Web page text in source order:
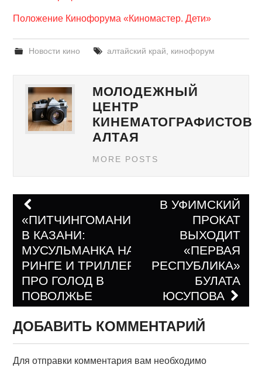
Положение Кинофорума «Киномастер. Дети»
Новости кино алтайский край кинофорум
МОЛОДЕЖНЫЙ
ЦЕНТР
КИНЕМАТОГРАФИСТОВ
АЛТАЯ
MORE POSTS
Навигация по записям
«ПИТЧИНГОМАНИЯ»
В КАЗАНИ:
МУСУЛЬМАНКА НА
РИНГЕ И ТРИЛЛЕР
ПРО ГОЛОД В
ПОВОЛЖЬЕ
В УФИМСКИЙ
ПРОКАТ
ВЫХОДИТ
«ПЕРВАЯ
РЕСПУБЛИКА»
БУЛАТА
ЮСУПОВА
ДОБАВИТЬ КОММЕНТАРИЙ
Для отправки комментария вам необходимо